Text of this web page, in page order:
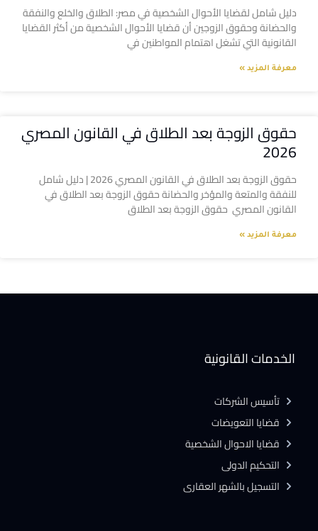
دليل شامل لقضايا الأحوال الشخصية في مصر: الطلاق والخلع والنفقة
والحضانة وحقوق الزوجين أن قضايا الأحوال الشخصية من أكثر القضايا
القانونية التي تشغل اهتمام المواطنين في
معرفة المزيد »
حقوق الزوجة بعد الطلاق في القانون المصري
2026
حقوق الزوجة بعد الطلاق في القانون المصري 2026 | دليل شامل
للنفقة والمتعة والمؤخر والحضانة حقوق الزوجة بعد الطلاق في
القانون المصري حقوق الزوجة بعد الطلاق
معرفة المزيد »
الخدمات القانونية
تأسيس الشركات
قضايا التعويضات
قضايا الاحوال الشخصية
التحكيم الدولى
التسجيل بالشهر العقارى